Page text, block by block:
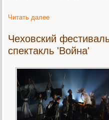
Читать далее
Чеховский
спектакль 'Война'